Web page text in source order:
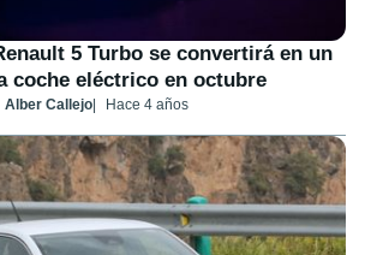
5 Turbo se convertirá en un
coche eléctrico en octubre
Alber Callejo Hace 4 años